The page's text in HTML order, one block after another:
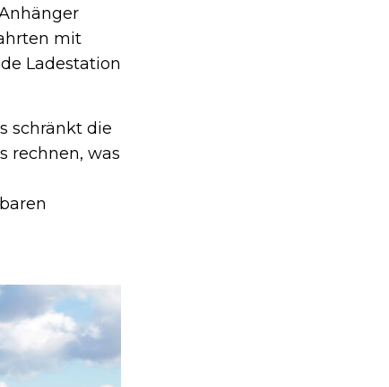
mit
Ladestation
schränkt die
rechnen, was